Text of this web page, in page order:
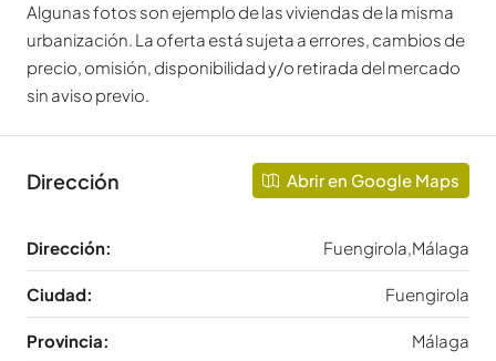
Algunas fotos son ejemplo de las viviendas de la misma
urbanización. La oferta está sujeta a errores, cambios de
precio, omisión, disponibilidad y/o retirada del mercado
sin aviso previo.
Dirección Abrir en Google Maps
Dirección: Fuengirola,Málaga
Ciudad: Fuengirola
Provincia: Málaga